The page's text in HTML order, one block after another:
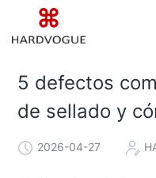
5 defectos
de sellado y
2026-04-27